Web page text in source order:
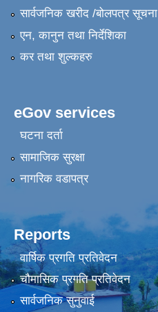
सार्वजनिक खरीद /बोलपत्र सूचना
एन, कानुन तथा निर्देशिका
कर तथा शुल्कहरु
eGov services
घटना दर्ता
सामाजिक सुरक्षा
नागरिक वडापत्र
Reports
वार्षिक प्रगति प्रतिवेदन
चौमासिक प्रगति प्रतिवेदन
सार्वजनिक सुनुवाई